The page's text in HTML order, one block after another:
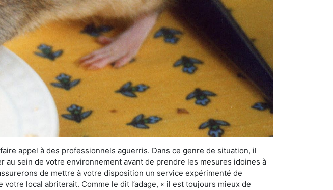
appel à des professionnels aguerris. Dans ce genre de situation, il
sein de votre environnement avant de prendre les mesures idoines à
de mettre à votre disposition un service expérimenté de
local abriterait. Comme le dit l’adage, « il est toujours mieux de